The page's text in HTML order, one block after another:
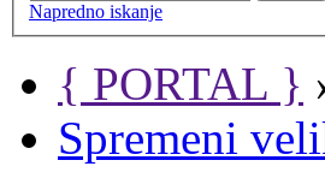
Napredno iskanje
{ PORTAL }
Spremeni